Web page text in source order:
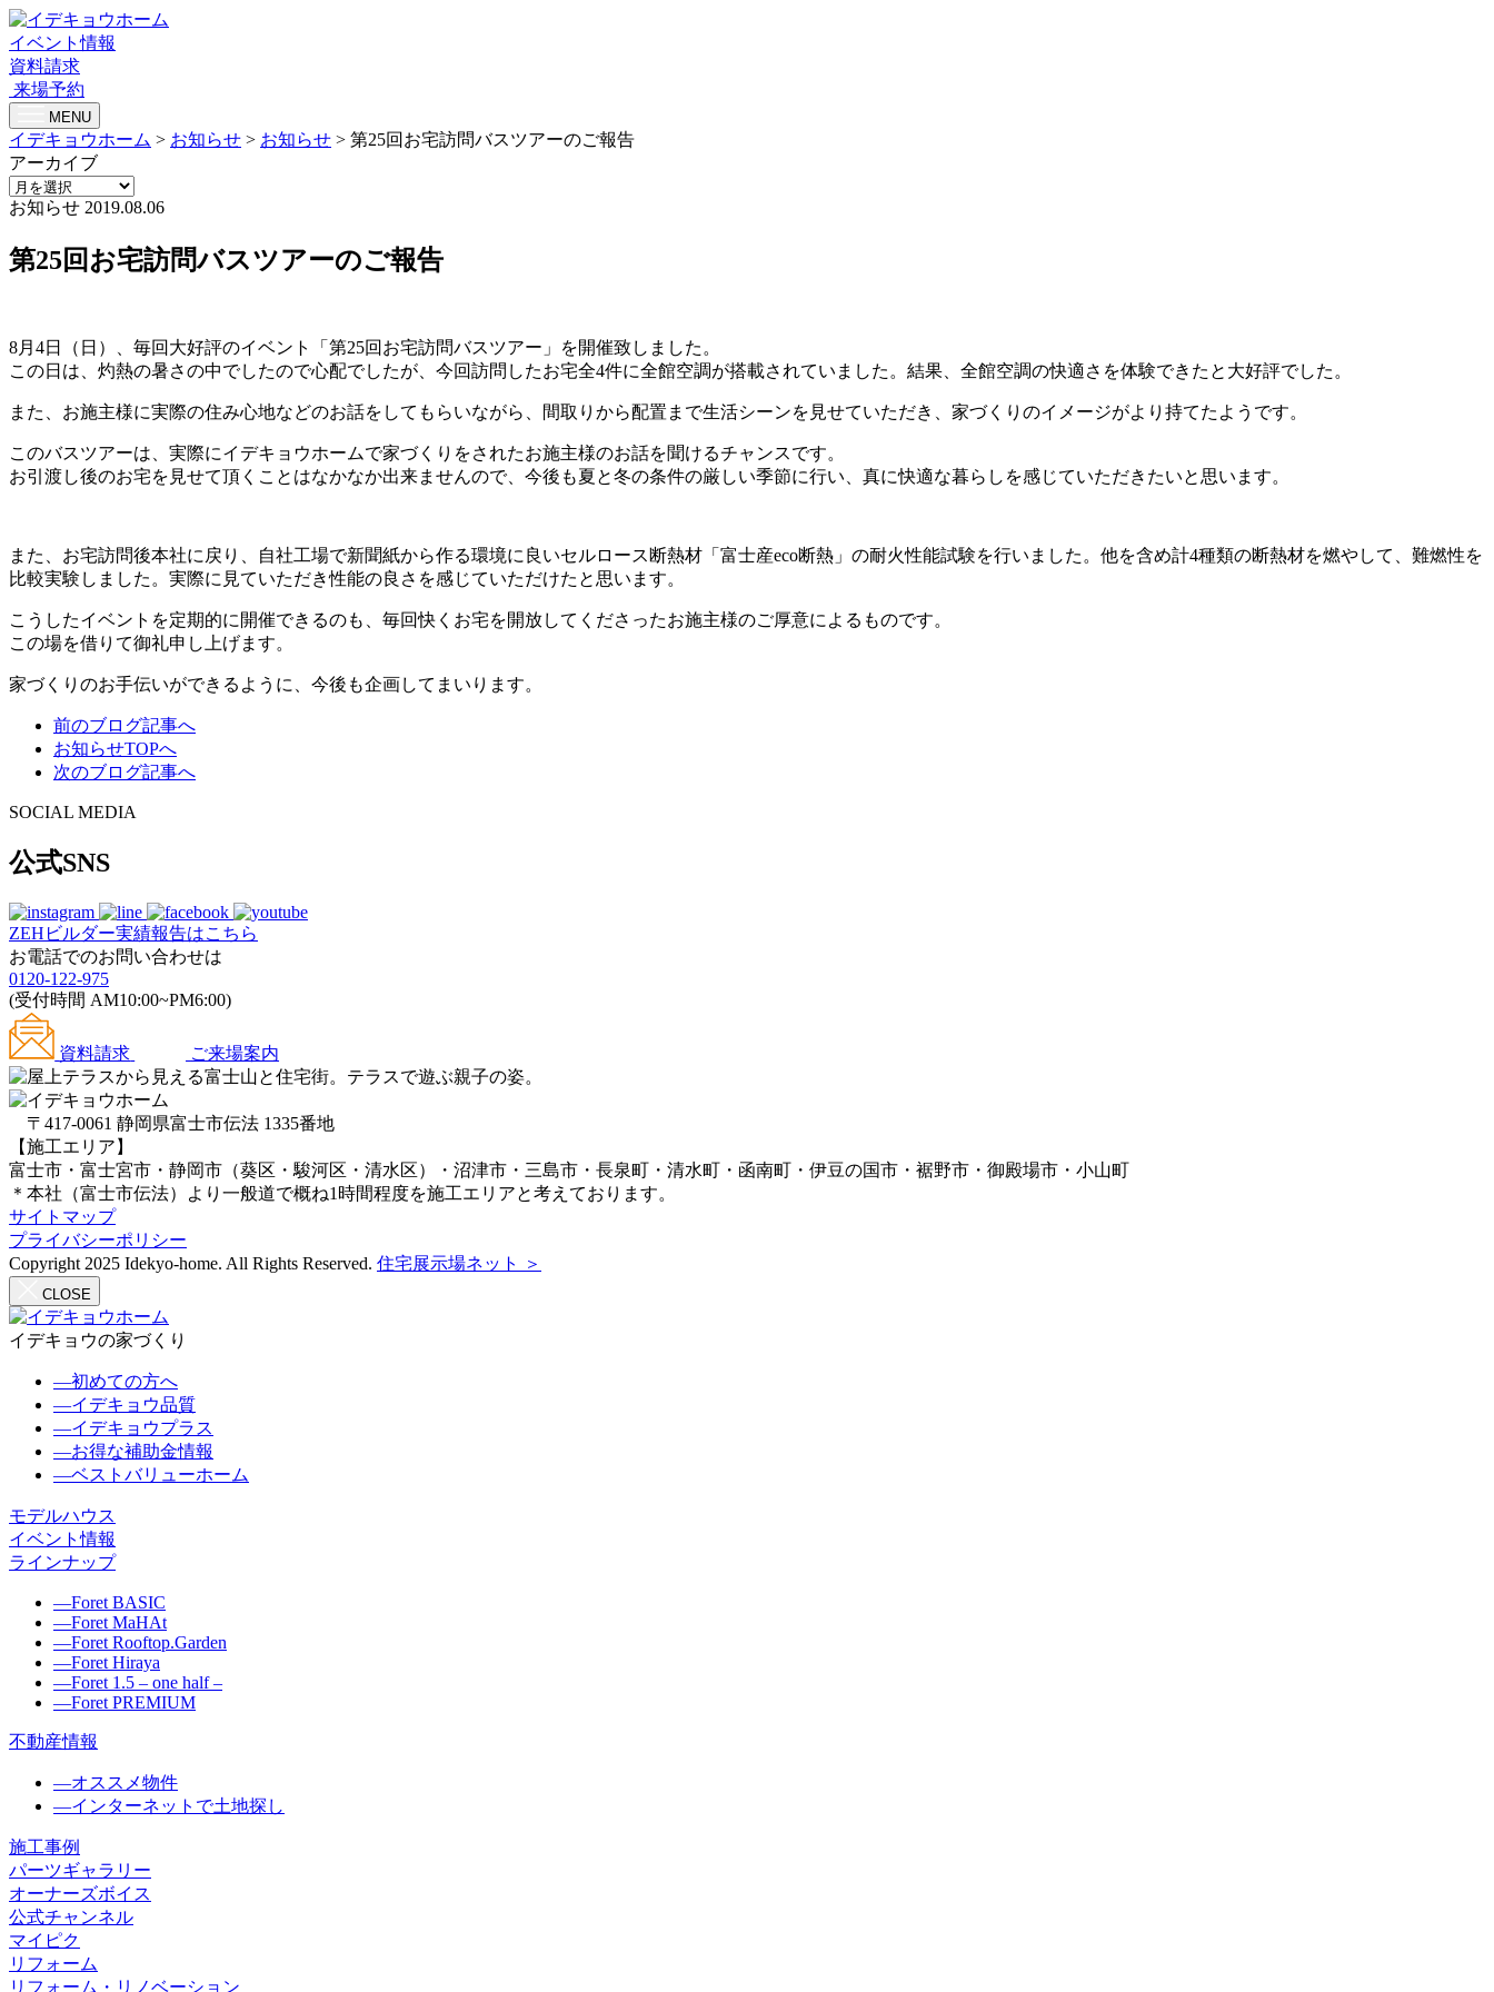
イベント情報
資料請求
来場予約
MENU
イデキョウホーム > お知らせ > お知らせ > 第25回お宅訪問バスツアーのご報告
アーカイブ
お知らせ 2019.08.06
第25回お宅訪問バスツアーのご報告
8月4日（日）、毎回大好評のイベント「第25回お宅訪問バスツアー」を開催致しました。
この日は、灼熱の暑さの中でしたので心配でしたが、今回訪問したお宅全4件に全館空調が搭載されていました。結果、全館空調の快適さを体験できたと大好評でした。
また、お施主様に実際の住み心地などのお話をしてもらいながら、間取りから配置まで生活シーンを見せていただき、家づくりのイメージがより持てたようです。
このバスツアーは、実際にイデキョウホームで家づくりをされたお施主様のお話を聞けるチャンスです。
お引渡し後のお宅を見せて頂くことはなかなか出来ませんので、今後も夏と冬の条件の厳しい季節に行い、真に快適な暮らしを感じていただきたいと思います。
また、お宅訪問後本社に戻り、自社工場で新聞紙から作る環境に良いセルロース断熱材「富士産eco断熱」の耐火性能試験を行いました。他を含め計4種類の断熱材を燃やして、難燃性を
比較実験しました。実際に見ていただき性能の良さを感じていただけたと思います。
こうしたイベントを定期的に開催できるのも、毎回快くお宅を開放してくださったお施主様のご厚意によるものです。
この場を借りて御礼申し上げます。
家づくりのお手伝いができるように、今後も企画してまいります。
前のブログ記事へ
お知らせTOPへ
次のブログ記事へ
SOCIAL MEDIA
公式SNS
ZEHビルダー実績報告はこちら
お電話でのお問い合わせは
0120-122-975
(受付時間 AM10:00~PM6:00)
資料請求 ご来場案内
〒417-0061 静岡県富士市伝法 1335番地
【施工エリア】
富士市・富士宮市・静岡市（葵区・駿河区・清水区）・沼津市・三島市・長泉町・清水町・函南町・伊豆の国市・裾野市・御殿場市・小山町
＊本社（富士市伝法）より一般道で概ね1時間程度を施工エリアと考えております。
サイトマップ
プライバシーポリシー
Copyright 2025 Idekyo-home. All Rights Reserved. 住宅展示場ネット ＞
CLOSE
イデキョウの家づくり
―初めての方へ
―イデキョウ品質
―イデキョウプラス
―お得な補助金情報
―ベストバリューホーム
モデルハウス
イベント情報
ラインナップ
―Foret BASIC
―Foret MaHAt
―Foret Rooftop.Garden
―Foret Hiraya
―Foret 1.5 – one half –
―Foret PREMIUM
不動産情報
―オススメ物件
―インターネットで土地探し
施工事例
パーツギャラリー
オーナーズボイス
公式チャンネル
マイピク
リフォーム
リフォーム・リノベーション